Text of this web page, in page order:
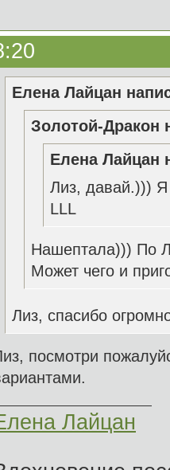
Елена Лайцан
Золотой-Дракон
Елена Лайцан
Лиз, давай.)))
LLL
Нашептала))) По
Может чего и
Лиз, спасибо
посмотри
Лайцан